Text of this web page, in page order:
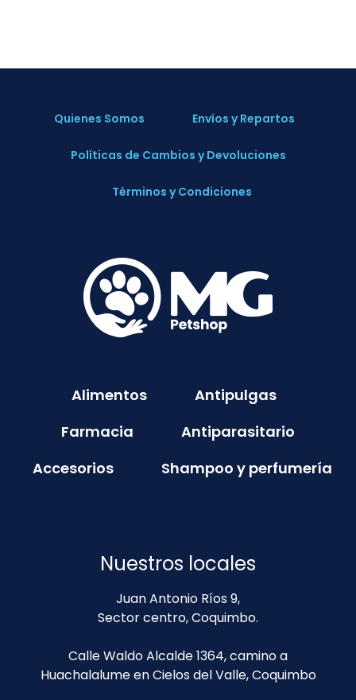
Quienes Somos Envíos y Repartos
Políticas de Cambios y Devoluciones
Términos y Condiciones
Alimentos
Antipulgas
Farmacia
Antiparasitario
Accesorios
Shampoo y perfumería
Nuestros locales
Juan Antonio Ríos 9,
Sector centro, Coquimbo.
Calle Waldo Alcalde 1364, camino a
Huachalalume en Cielos del Valle, Coquimbo